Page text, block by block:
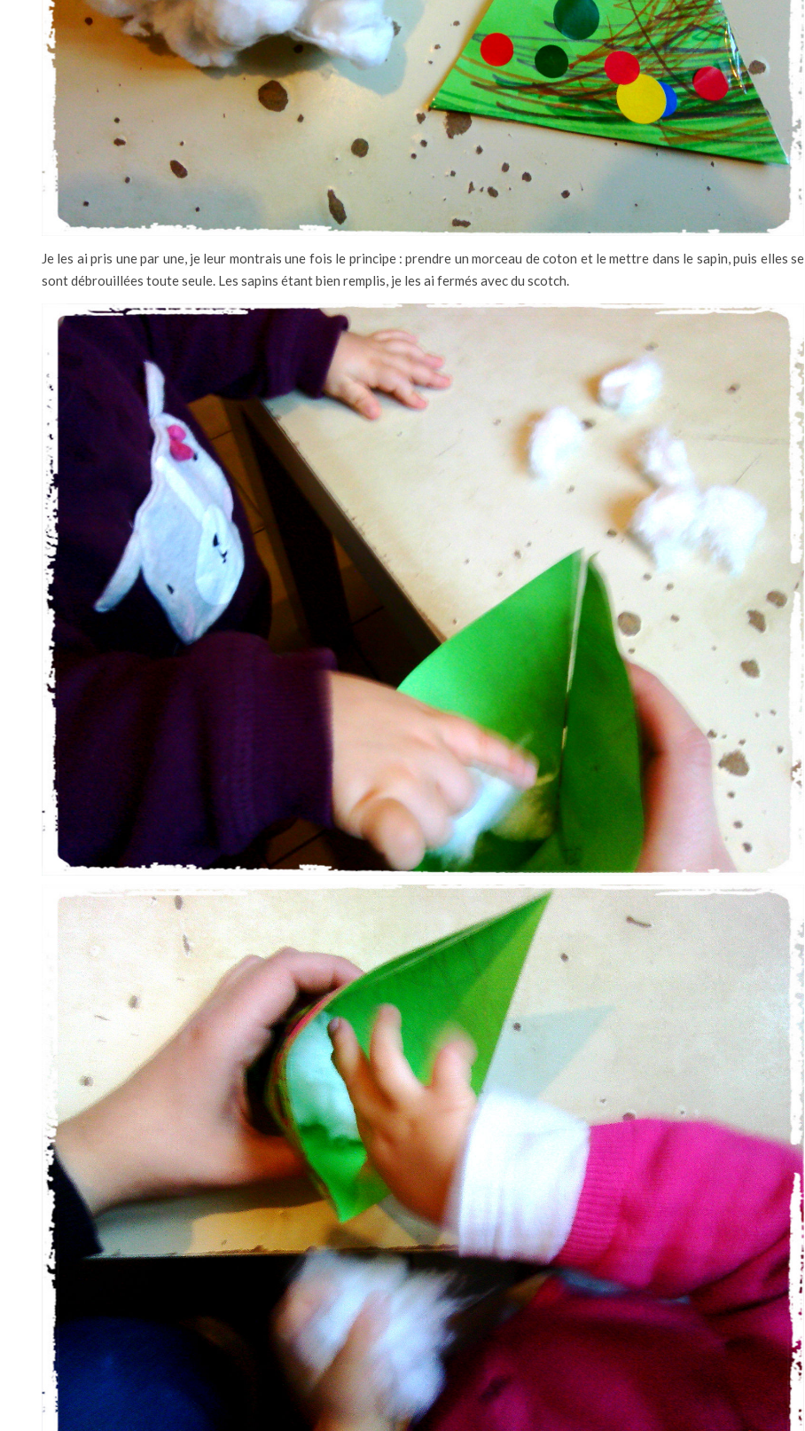
Je les ai pris une par une, je leur montrais une fois le principe : prendre un morceau de coton et le mettre dans le sapin, puis elles se
sont débrouillées toute seule. Les sapins étant bien remplis, je les ai fermés avec du scotch.